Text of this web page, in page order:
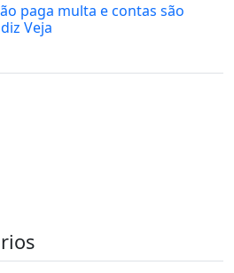
paga multa e contas são
Veja